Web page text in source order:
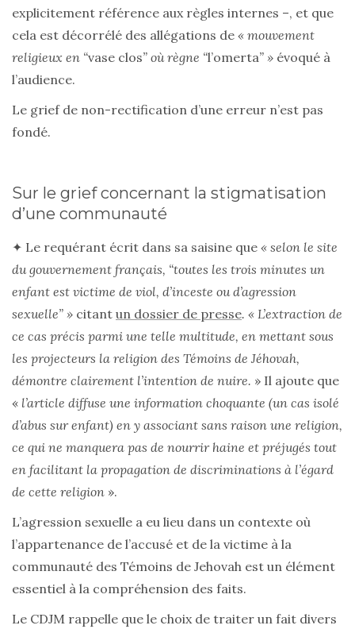
explicitement référence aux règles internes –, et que
cela est décorrélé des allégations de « mouvement
religieux en “vase clos” où règne “l’omerta” » évoqué à
l’audience.
Le grief de non-rectification d’une erreur n’est pas
fondé.
Sur le grief concernant la stigmatisation
d’une communauté
✦ Le requérant écrit dans sa saisine que « selon le site
du gouvernement français, “toutes les trois minutes un
enfant est victime de viol, d’inceste ou d’agression
sexuelle” » citant un dossier de presse. « L’extraction de
ce cas précis parmi une telle multitude, en mettant sous
les projecteurs la religion des Témoins de Jéhovah,
démontre clairement l’intention de nuire. » Il ajoute que
« l’article diffuse une information choquante (un cas isolé
d’abus sur enfant) en y associant sans raison une religion,
ce qui ne manquera pas de nourrir haine et préjugés tout
en facilitant la propagation de discriminations à l’égard
de cette religion ».
L’agression sexuelle a eu lieu dans un contexte où
l’appartenance de l’accusé et de la victime à la
communauté des Témoins de Jehovah est un élément
essentiel à la compréhension des faits.
Le CDJM rappelle que le choix de traiter un fait divers